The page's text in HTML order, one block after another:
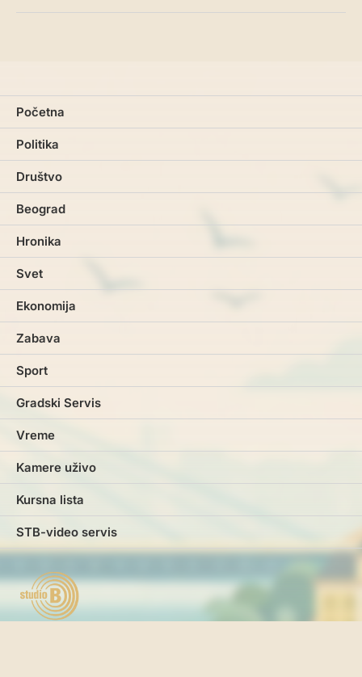
Početna
Politika
Društvo
Beograd
Hronika
Svet
Ekonomija
Zabava
Sport
Gradski Servis
Vreme
Kamere uživo
Kursna lista
STB-video servis